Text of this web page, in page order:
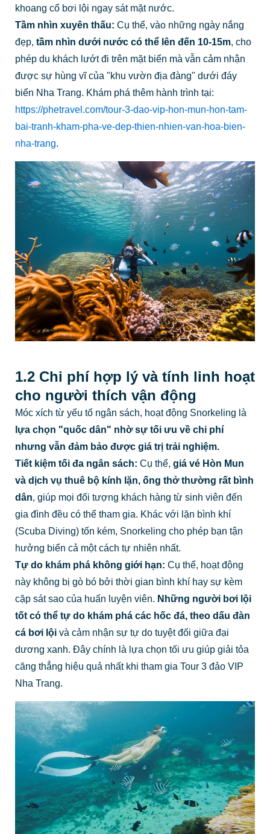
khoang cổ bơi lội ngay sát mặt nước.
Tầm nhìn xuyên thấu: Cụ thể, vào những ngày nắng
đẹp, tầm nhìn dưới nước có thể lên đến 10-15m, cho
phép du khách lướt đi trên mặt biển mà vẫn cảm nhận
được sự hùng vĩ của "khu vườn địa đàng" dưới đáy
biển Nha Trang. Khám phá thêm hành trình tại:
https://phetravel.com/tour-3-dao-vip-hon-mun-hon-tam-
bai-tranh-kham-pha-ve-dep-thien-nhien-van-hoa-bien-
nha-trang.
1.2 Chi phí hợp lý và tính linh hoạt
cho người thích vận động
Móc xích từ yếu tố ngân sách, hoạt động Snorkeling là
lựa chọn "quốc dân" nhờ sự tối ưu về chi phí
nhưng vẫn đảm bảo được giá trị trải nghiệm.
Tiết kiệm tối đa ngân sách: Cụ thể, giá vé Hòn Mun
và dịch vụ thuê bộ kính lặn, ống thở thường rất bình
dân, giúp mọi đối tượng khách hàng từ sinh viên đến
gia đình đều có thể tham gia. Khác với lặn bình khí
(Scuba Diving) tốn kém, Snorkeling cho phép bạn tận
hưởng biển cả một cách tự nhiên nhất.
Tự do khám phá không giới hạn: Cụ thể, hoạt động
này không bị gò bó bởi thời gian bình khí hay sự kèm
cặp sát sao của huấn luyện viên. Những người bơi lội
tốt có thể tự do khám phá các hốc đá, theo dấu đàn
cá bơi lộivà cảm nhận sự tự do tuyệt đối giữa đại
dương xanh. Đây chính là lựa chọn tối ưu giúp giải tỏa
căng thẳng hiệu quả nhất khi tham gia Tour 3 đảo VIP
Nha Trang.